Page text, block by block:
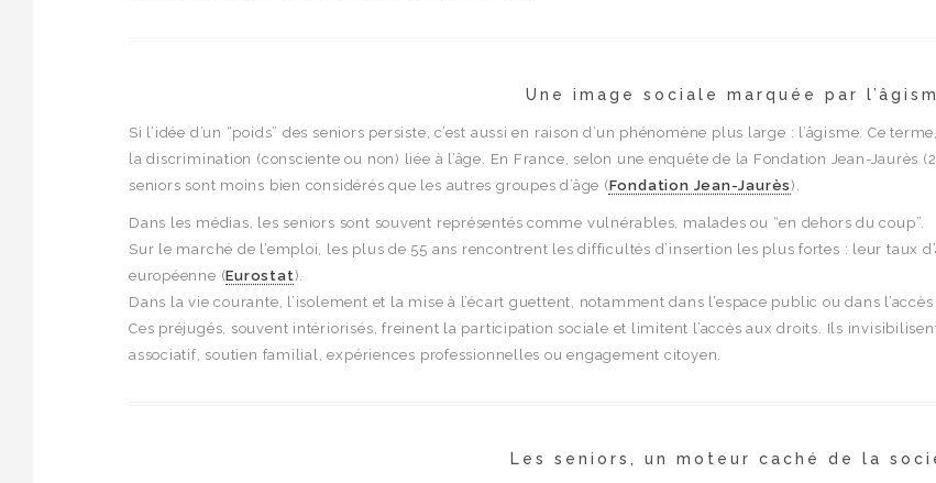
Une image sociale marquée par
Si l’idée d’un “poids” des seniors persiste, c’est aussi en raison d’un phénomène plus large : l’âgisme. Ce
la discrimination (consciente ou non) liée à l’âge. En France, selon une enquête de la Fondation Jean-Jaurès
seniors sont moins bien considérés que les autres groupes d’âge (Fondation Jean-Jaurès).
Dans les médias, les seniors sont souvent représentés comme vulnérables, malades ou “en dehors du coup”.
Sur le marché de l’emploi, les plus de 55 ans rencontrent les difficultés d’insertion les plus fortes : leur taux
européenne (Eurostat).
Dans la vie courante, l’isolement et la mise à l’écart guettent, notamment dans l’espace public ou dans
Ces préjugés, souvent intériorisés, freinent la participation sociale et limitent l’accès aux droits. Ils
associatif, soutien familial, expériences professionnelles ou engagement citoyen.
Les seniors, un moteur caché de la